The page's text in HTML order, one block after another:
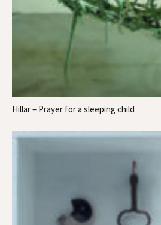
Hillar – Prayer for a sleeping child